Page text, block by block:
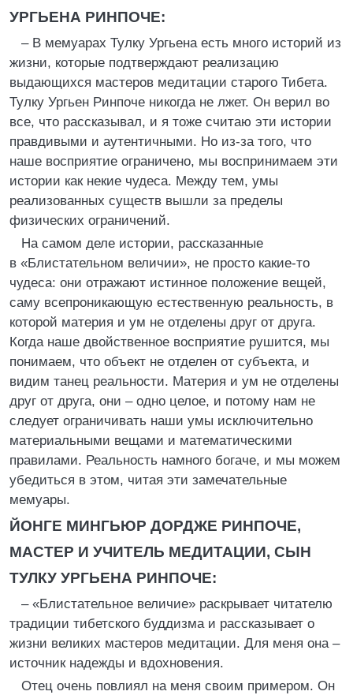
УРГЬЕНА РИНПОЧЕ:
– В мемуарах Тулку Ургьена есть много историй из
жизни, которые подтверждают реализацию
выдающихся мастеров медитации старого Тибета.
Тулку Ургьен Ринпоче никогда не лжет. Он верил во
все, что рассказывал, и я тоже считаю эти истории
правдивыми и аутентичными. Но из-за того, что
наше восприятие ограничено, мы воспринимаем эти
истории как некие чудеса. Между тем, умы
реализованных существ вышли за пределы
физических ограничений.
На самом деле истории, рассказанные
в «Блистательном величии», не просто какие-то
чудеса: они отражают истинное положение вещей,
саму всепроникающую естественную реальность, в
которой материя и ум не отделены друг от друга.
Когда наше двойственное восприятие рушится, мы
понимаем, что объект не отделен от субъекта, и
видим танец реальности. Материя и ум не отделены
друг от друга, они – одно целое, и потому нам не
следует ограничивать наши умы исключительно
материальными вещами и математическими
правилами. Реальность намного богаче, и мы можем
убедиться в этом, читая эти замечательные
мемуары.
ЙОНГЕ МИНГЬЮР ДОРДЖЕ РИНПОЧЕ,
МАСТЕР И УЧИТЕЛЬ МЕДИТАЦИИ, СЫН
ТУЛКУ УРГЬЕНА РИНПОЧЕ:
– «Блистательное величие» раскрывает читателю
традиции тибетского буддизма и рассказывает о
жизни великих мастеров медитации. Для меня она –
источник надежды и вдохновения.
Отец очень повлиял на меня своим примером. Он